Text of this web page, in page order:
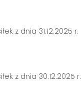
z dnia 31.12.2025 r.
z dnia 30.12.2025 r.